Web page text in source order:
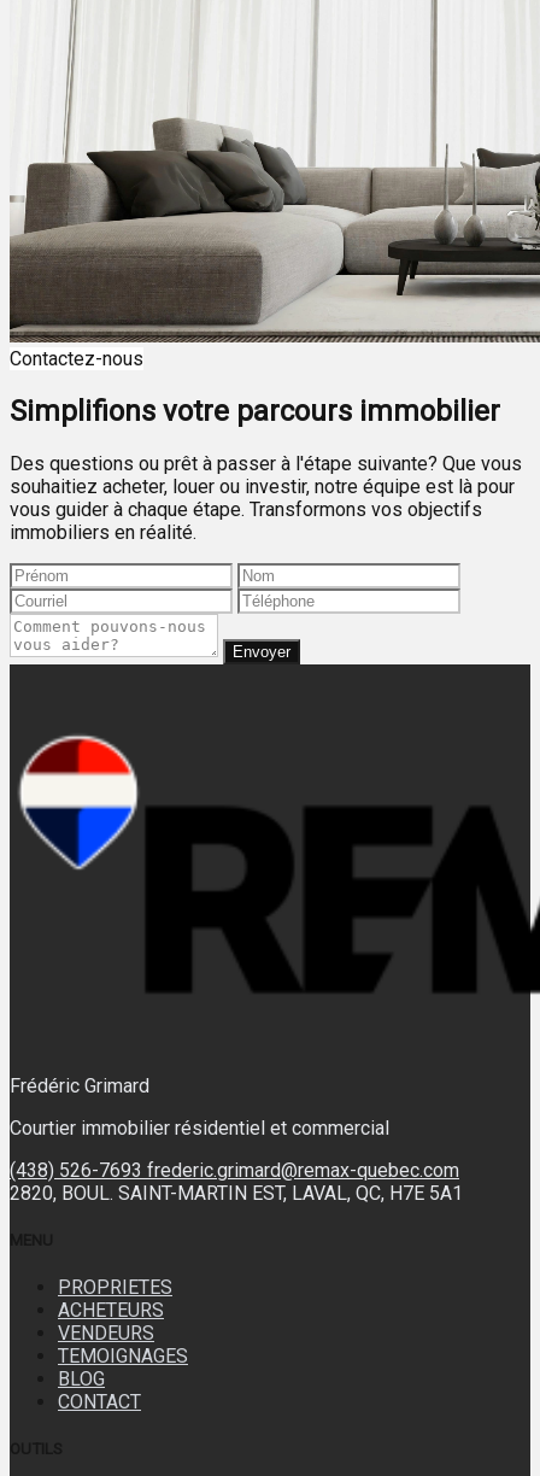
Contactez-nous
Simplifions votre parcours immobilier
Des questions ou prêt à passer à l'étape suivante? Que vous
souhaitiez acheter, louer ou investir, notre équipe est là pour
vous guider à chaque étape. Transformons vos objectifs
immobiliers en réalité.
Envoyer
Frédéric Grimard
Courtier immobilier résidentiel et commercial
(438) 526-7693 frederic.grimard@remax-quebec.com
2820, BOUL. SAINT-MARTIN EST, LAVAL, QC, H7E 5A1
PROPRIETES
ACHETEURS
VENDEURS
TEMOIGNAGES
BLOG
CONTACT